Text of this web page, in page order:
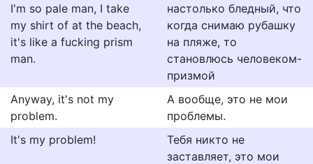
I'm so pale man, I take
my shirt of at the beach,
it's like a fucking prism
man.
настолько бледный, что
когда снимаю рубашку
на пляже, то
становлюсь человеком-
призмой
Anyway, it's not my
problem.
А вообще, это не мои
проблемы.
It's my problem!
Тебя никто не
заставляет, это мои